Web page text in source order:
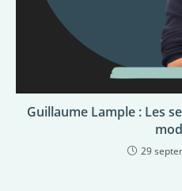
Guillaume Lample : Les
29